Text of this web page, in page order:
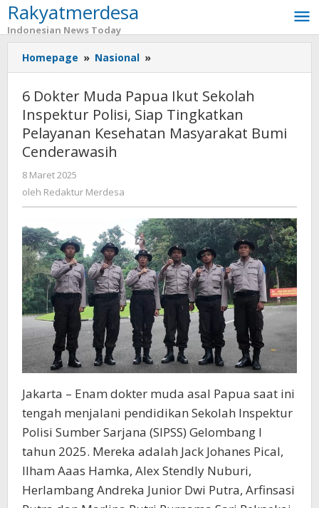
Lewati
ke
konten
Rakyatmerdesa
Indonesian News Today
Homepage » Nasional »
Dokter
Muda
Papua
Ikut
Sekolah
Pelayanan
Kesehatan
Masyarakat
Bumi
Cenderawasih
6 Dokter Muda Papua Ikut Sekolah
Inspektur Polisi, Siap Tingkatkan
Pelayanan Kesehatan Masyarakat Bumi
Cenderawasih
8 Maret 2025
Redaktur
oleh Redaktur Merdesa
Jakarta – Enam dokter muda asal Papua saat ini
tengah menjalani pendidikan Sekolah Inspektur
Polisi Sumber Sarjana (SIPSS) Gelombang I
tahun 2025. Mereka adalah Jack Johanes Pical,
Ilham Aaas Hamka, Alex Stendly Nuburi,
Herlambang Andreka Junior Dwi Putra, Arfinsasi